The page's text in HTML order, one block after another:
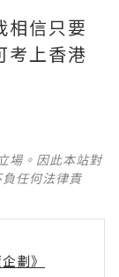
相信只要
考上香港
場。因此本站對
任何法律責
劃》